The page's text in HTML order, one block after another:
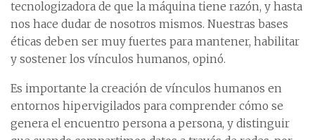
tecnologizadora de que la máquina tiene razón, y hasta
nos hace dudar de nosotros mismos. Nuestras bases
éticas deben ser muy fuertes para mantener, habilitar
y sostener los vínculos humanos, opinó.
Es importante la creación de vínculos humanos en
entornos hipervigilados para comprender cómo se
genera el encuentro persona a persona, y distinguir